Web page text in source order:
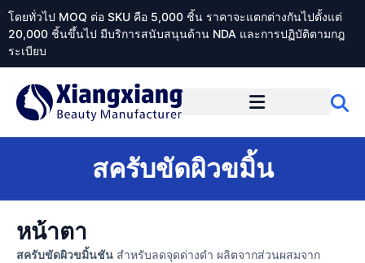
โดยทั่วไป MOQ ต่อ SKU คือ 5,000 ชิ้น ราคาจะแตกต่างกันไปตั้งแต่
20,000 ชิ้นขึ้นไป มีบริการสนับสนุนด้าน NDA และการปฏิบัติตามกฎ
ระเบียบ
สครับขัดผิวขมิ้น
หน้าตา
สครับขัดผิวขมิ้นชัน สำหรับลดจุดด่างดำ ผลิตจากส่วนผสมจาก